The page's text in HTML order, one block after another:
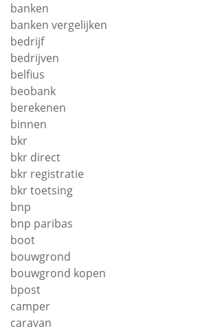
banken
banken vergelijken
bedrijf
bedrijven
belfius
beobank
berekenen
binnen
bkr
bkr direct
bkr registratie
bkr toetsing
bnp
bnp paribas
boot
bouwgrond
bouwgrond kopen
bpost
camper
caravan